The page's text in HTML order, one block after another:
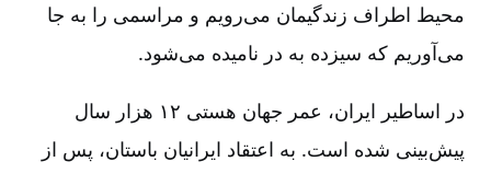
محیط اطراف زندگیمان می‌رویم و مراسمی ‌را به جا
می‌آوریم که سیزده به در نامیده می‌شود.
در اساطیر ایران، عمر جهان هستی ۱۲ هزار سال
پیش‌بینی شده است. به اعتقاد ایرانیان باستان، پس از